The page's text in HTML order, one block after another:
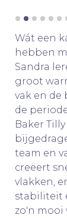
Wát een
hebben
Sandra
groot
vak en de
de
Baker
team en
creëert
vlakken,
stabiliteit
zo'n mooi